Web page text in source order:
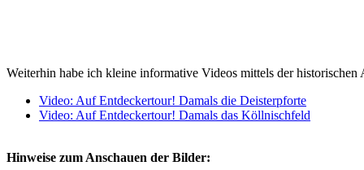
Weiterhin habe ich kleine informative Videos mittels der historischen
Video: Auf Entdeckertour! Damals die Deisterpforte
Video: Auf Entdeckertour! Damals das Köllnischfeld
Hinweise zum Anschauen der Bilder: